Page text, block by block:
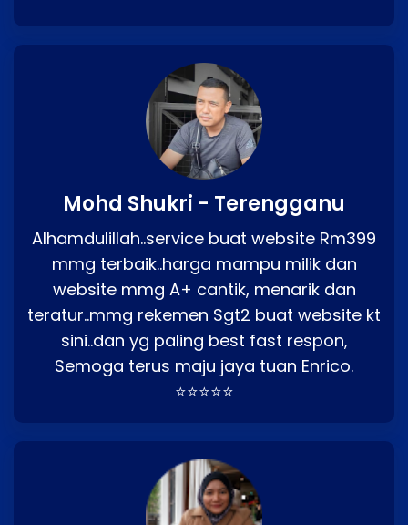
Mohd Shukri - Terengganu
Alhamdulillah..service buat website Rm399
mmg terbaik..harga mampu milik dan
website mmg A+ cantik, menarik dan
teratur..mmg rekemen Sgt2 buat website kt
sini..dan yg paling best fast respon,
Semoga terus maju jaya tuan Enrico.
⭐⭐⭐⭐⭐